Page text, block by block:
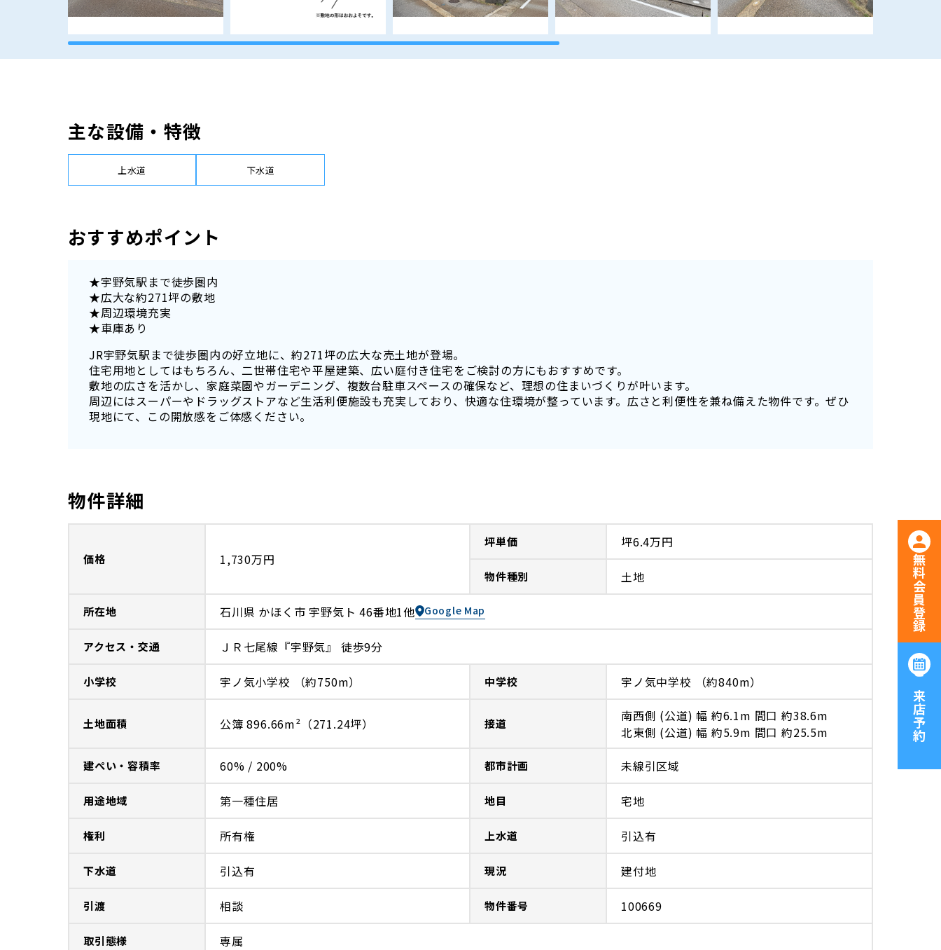
無料会員登録
ご来店予約
主な設備・特徴
上水道 下水道
おすすめポイント
★宇野気駅まで徒歩圏内
★広大な約271坪の敷地
★周辺環境充実
★車庫あり
JR宇野気駅まで徒歩圏内の好立地に、約271坪の広大な売土地が登場。
住宅用地としてはもちろん、二世帯住宅や平屋建築、広い庭付き住宅をご検討の方にもおすすめです。
敷地の広さを活かし、家庭菜園やガーデニング、複数台駐車スペースの確保など、理想の住まいづくりが叶います。
周辺にはスーパーやドラッグストアなど生活利便施設も充実しており、快適な住環境が整っています。広さと利便性を兼ね備えた物件です。ぜひ
現地にて、この開放感をご体感ください。
物件詳細
価格 1,730万円
坪単価 坪6.4万円
物件種別 土地
所在地 石川県 かほく市 宇野気ト 46番地1他 Google Map
アクセス・交通 ＪＲ七尾線『宇野気』 徒歩9分
小学校 宇ノ気小学校 （約750m） 中学校 宇ノ気中学校 （約840m）
土地面積 公簿 896.66m²（271.24坪） 接道
南西側 (公道) 幅 約6.1m 間口 約38.6m
北東側 (公道) 幅 約5.9m 間口 約25.5m
建ぺい・容積率 60% / 200% 都市計画 未線引区域
用途地域 第一種住居 地目 宅地
権利 所有権 上水道 引込有
下水道 引込有 現況 建付地
引渡 相談 物件番号 100669
取引態様 専属